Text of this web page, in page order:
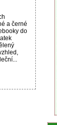
a černé
do